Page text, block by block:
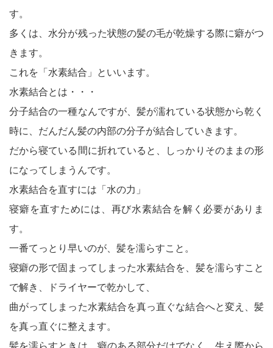
す。
多くは、水分が残った状態の髪の毛が乾燥する際に癖がつ
きます。
これを「水素結合」といいます。
水素結合とは・・・
分子結合の一種なんですが、髪が濡れている状態から乾く
時に、だんだん髪の内部の分子が結合していきます。
だから寝ている間に折れていると、しっかりそのままの形
になってしまうんです。
水素結合を直すには「水の力」
寝癖を直すためには、再び水素結合を解く必要がありま
す。
一番てっとり早いのが、髪を濡らすこと。
寝癖の形で固まってしまった水素結合を、髪を濡らすこと
で解き、ドライヤーで乾かして、
曲がってしまった水素結合を真っ直ぐな結合へと変え、髪
を真っ直ぐに整えます。
髪を濡らすときは、癖のある部分だけでなく、生え際から